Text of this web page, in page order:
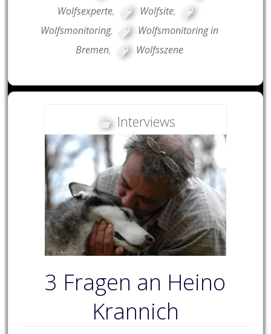
Wolfsexperte, Wolfsite,
Wolfsmonitoring,
Wolfsmonitoring in
Bremen, Wolfsszene
Interviews
3 Fragen an Heino
Krannich